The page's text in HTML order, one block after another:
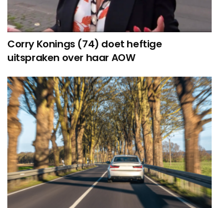
Corry Konings (74) doet heftige
uitspraken over haar AOW